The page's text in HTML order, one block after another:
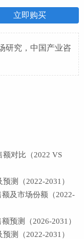
立即购买
研究，中国产业咨
对比（2022 VS
测（2022-2031）
及市场份额（2022-
测（2026-2031）
测（2022-2031）